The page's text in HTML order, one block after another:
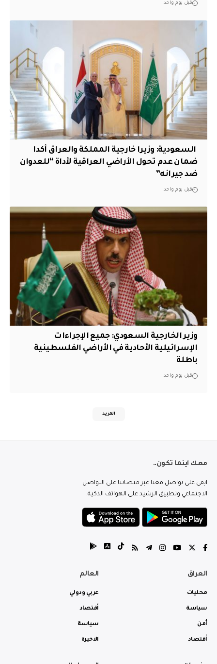
قبل يوم واحد
‏ السعودية: وزيرا خارجية المملكة والعراق أكدا
ضمان عدم تحول الأراضي العراقية لأداة “للعدوان
ضد جيرانه”
قبل يوم واحد
وزير الخارجية السعودي: جميع الإجراءات
الإسرائيلية الأحادية في الأراضي الفلسطينية
باطلة
قبل يوم واحد
المزيد
معك اينما تكون..
ابقى على تواصل معنا عبر منصاتنا على التواصل
الاجتماعي وتطبيق الرشيد على الهواتف الذكية.
العراق
محليات
سياسة
أمن
أقتصاد
العالم
عربي ودولي
أقتصاد
سياسة
الاخيرة